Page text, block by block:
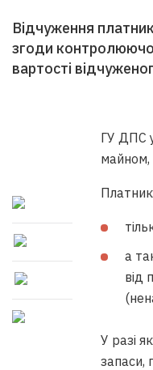
Відчуження
згоди
вартості
ГУ ДПС
майном,
а
від
У разі
запаси,